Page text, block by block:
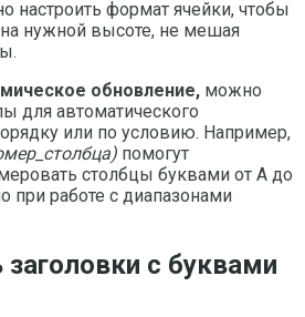
настроить формат ячейки, чтобы
нужной высоте, не мешая
обновление, можно
для автоматического
или по условию. Например,
помогут
столбцы буквами от A до
при работе с диапазонами
заголовки с буквами